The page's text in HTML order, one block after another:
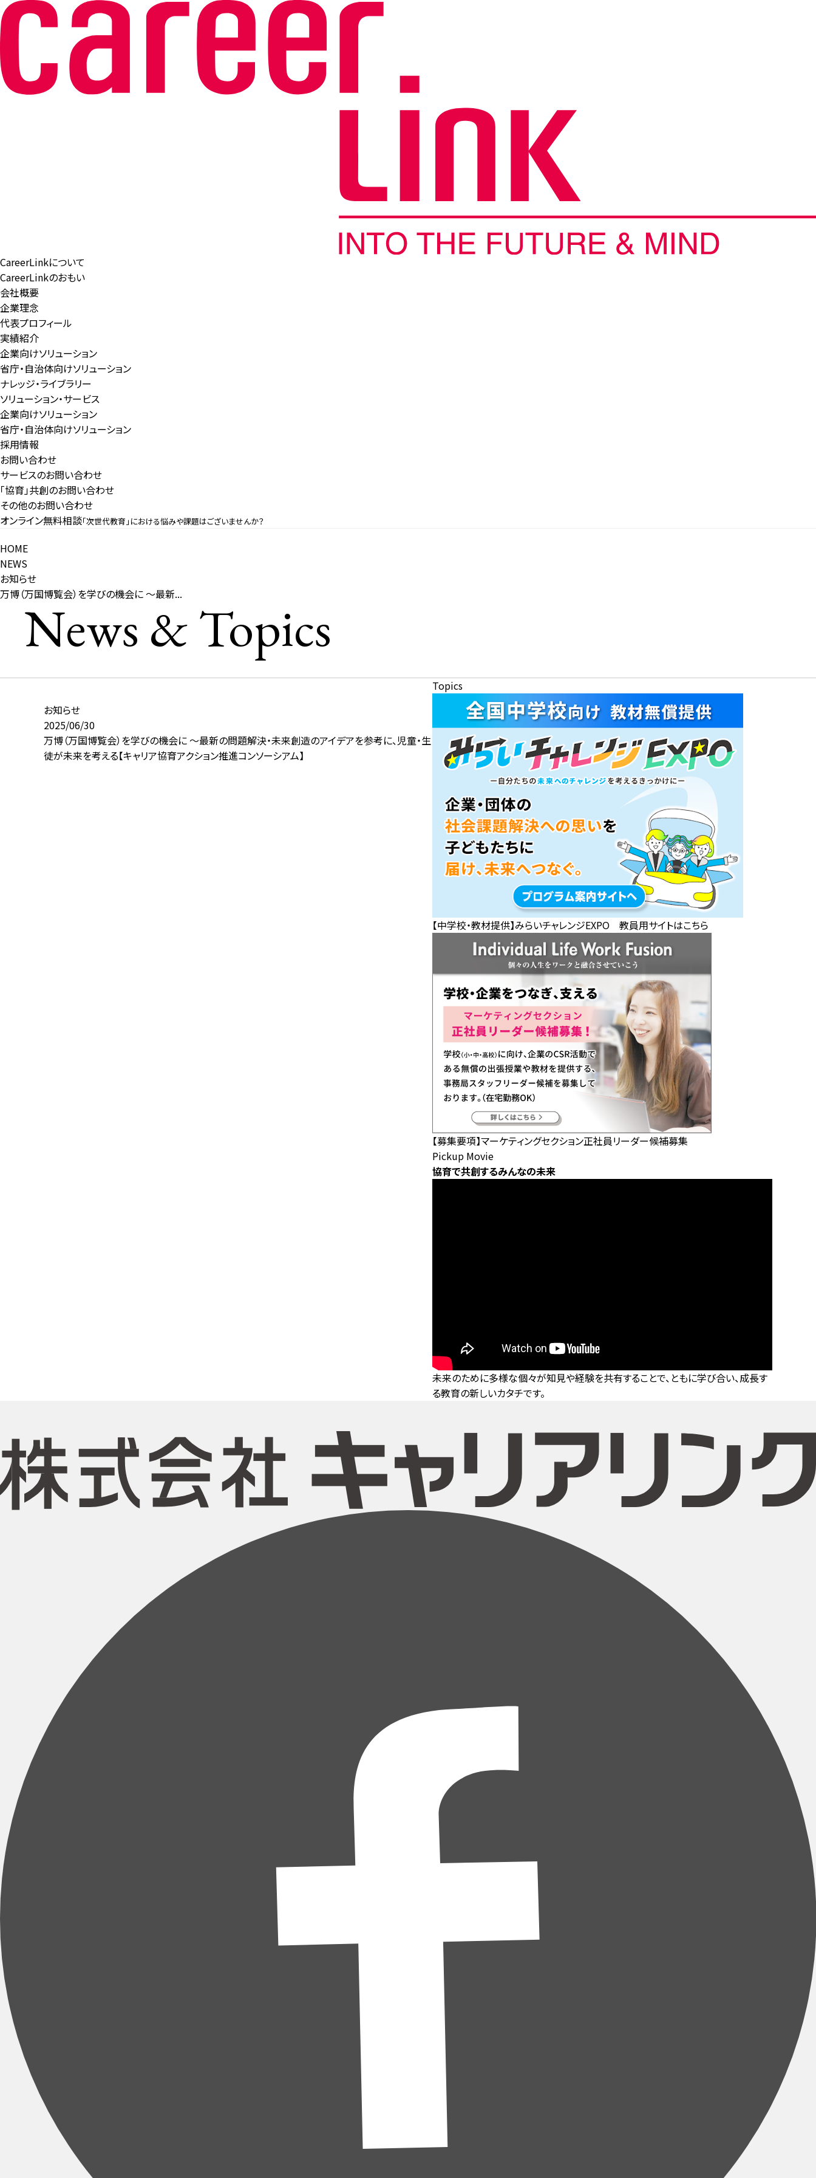
CareerLinkについて
CareerLinkのおもい
会社概要
企業理念
代表プロフィール
実績紹介
企業向けソリューション
省庁・自治体向けソリューション
ナレッジ・ライブラリー
ソリューション・サービス
企業向けソリューション
省庁・自治体向けソリューション
採用情報
お問い合わせ
サービスのお問い合わせ
「協育」共創のお問い合わせ
その他のお問い合わせ
オンライン無料相談「次世代教育」における悩みや課題はございませんか？
HOME
NEWS
お知らせ
万博（万国博覧会）を学びの機会に ～最新...
News & Topics
お知らせ
2025/06/30
万博（万国博覧会）を学びの機会に ～最新の問題解決・未来創造のアイデアを参考に、児童・生
徒が未来を考える【キャリア協育アクション推進コンソーシアム】
Topics
【中学校・教材提供】みらいチャレンジEXPO 教員用サイトはこちら
【募集要項】マーケティングセクション正社員リーダー候補募集
Pickup Movie
協育で共創するみんなの未来
未来のために多様な個々が知見や経験を共有することで、ともに学び合い、成長す
る教育の新しいカタチです。